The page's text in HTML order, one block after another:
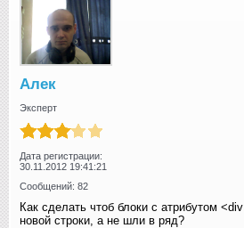
Алек
Эксперт
Дата регистрации:
30.11.2012 19:41:21
Сообщений: 82
Как сделать чтоб блоки с атрибутом
новой строки, а не шли в ряд?